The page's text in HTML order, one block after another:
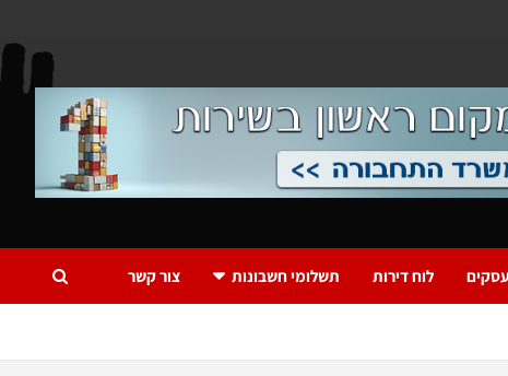
לוח דירות תשלומי חשבונות צור קשר